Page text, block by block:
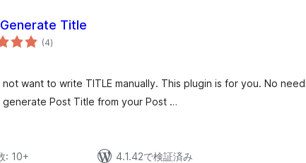
Title
(4個
の)
want to write TITLE manually. This plugin is for you. No need
Post Title from your Post …
: 10+
4.1.42で検証済み